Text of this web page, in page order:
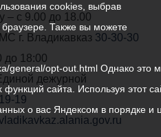
– с 9.00 до 18.00
г. Владикавказ 30-30-30
до 18:00
дежурной
19
cookies, выбрав
Также вы можете
general/opt-out.html Однако это
сайта. Используя этот
о вас Яндексом в порядке и